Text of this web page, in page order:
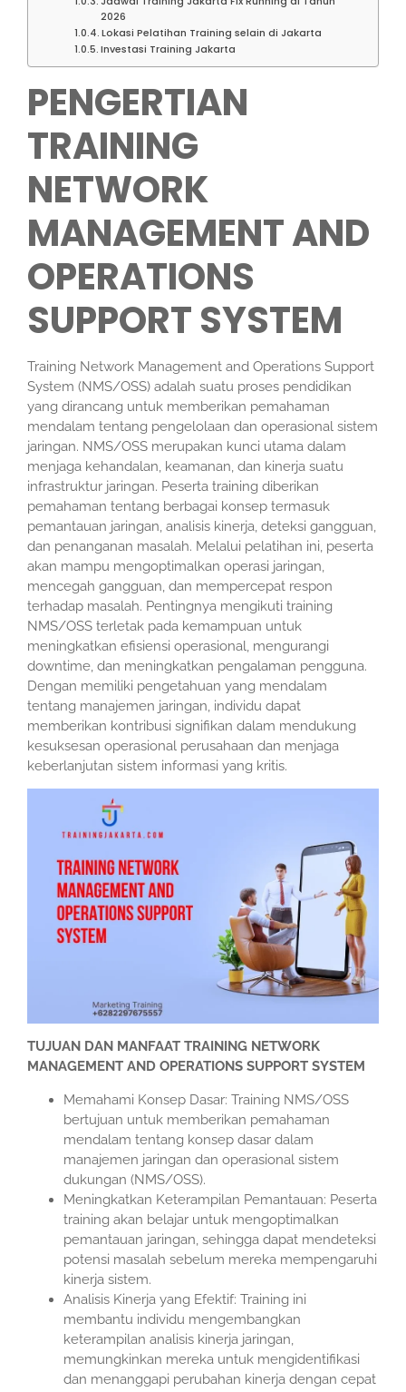
2026
Lokasi Pelatihan Training selain di Jakarta
Investasi Training Jakarta
PENGERTIAN
TRAINING
NETWORK
MANAGEMENT AND
OPERATIONS
SUPPORT SYSTEM
Training Network Management and Operations Support
System (NMS/OSS) adalah suatu proses pendidikan
yang dirancang untuk memberikan pemahaman
mendalam tentang pengelolaan dan operasional sistem
jaringan. NMS/OSS merupakan kunci utama dalam
menjaga kehandalan, keamanan, dan kinerja suatu
infrastruktur jaringan. Peserta training diberikan
pemahaman tentang berbagai konsep termasuk
pemantauan jaringan, analisis kinerja, deteksi gangguan,
dan penanganan masalah. Melalui pelatihan ini, peserta
akan mampu mengoptimalkan operasi jaringan,
mencegah gangguan, dan mempercepat respon
terhadap masalah. Pentingnya mengikuti training
NMS/OSS terletak pada kemampuan untuk
meningkatkan efisiensi operasional, mengurangi
downtime, dan meningkatkan pengalaman pengguna.
Dengan memiliki pengetahuan yang mendalam
tentang manajemen jaringan, individu dapat
memberikan kontribusi signifikan dalam mendukung
kesuksesan operasional perusahaan dan menjaga
keberlanjutan sistem informasi yang kritis.
TUJUAN DAN MANFAAT TRAINING NETWORK
MANAGEMENT AND OPERATIONS SUPPORT SYSTEM
Memahami Konsep Dasar: Training NMS/OSS
bertujuan untuk memberikan pemahaman
mendalam tentang konsep dasar dalam
manajemen jaringan dan operasional sistem
dukungan (NMS/OSS).
Meningkatkan Keterampilan Pemantauan: Peserta
training akan belajar untuk mengoptimalkan
pemantauan jaringan, sehingga dapat mendeteksi
potensi masalah sebelum mereka mempengaruhi
kinerja sistem.
Analisis Kinerja yang Efektif: Training ini
membantu individu mengembangkan
keterampilan analisis kinerja jaringan,
memungkinkan mereka untuk mengidentifikasi
dan menanggapi perubahan kinerja dengan cepat